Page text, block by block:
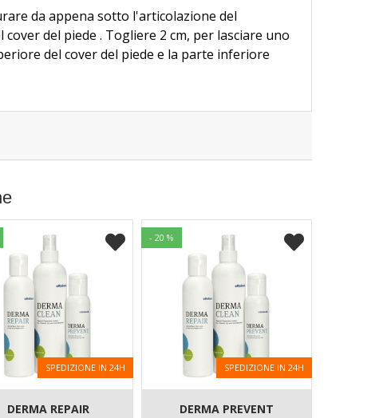
da appena sotto l'articolazione del
del piede . Togliere 2 cm, per lasciare uno
del cover del piede e la parte inferiore
SPEDIZIONE IN 24H
DERMA REPAIR
- 20 %
SPEDIZIONE IN 24H
DERMA PREVENT